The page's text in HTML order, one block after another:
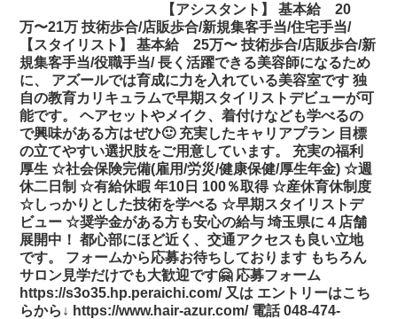
【アシスタント】 基本給 20
万〜21万 技術歩合/店販歩合/新規集客手当/住宅手当/
【スタイリスト】 基本給 25万〜 技術歩合/店販歩合/新
規集客手当/役職手当/ 長く活躍できる美容師になるため
に、 アズールでは育成に力を入れている美容室です 独
自の教育カリキュラムで早期スタイリストデビューが可
能です。 ヘアセットやメイク、着付けなども学べるの
で興味がある方はぜひ🙂 充実したキャリアプラン 目標
の立てやすい選択肢をご用意しています。 充実の福利
厚生 ☆社会保険完備(雇用/労災/健康保健/厚生年金) ☆週
休二日制 ☆有給休暇 年10日 100％取得 ☆産休育休制度
☆しっかりとした技術を学べる ☆早期スタイリストデ
ビュー ☆奨学金がある方も安心の給与 埼玉県に４店舗
展開中！ 都心部にほど近く、交通アクセスも良い立地
です。 フォームから応募お待ちしております もちろん
サロン見学だけでも大歓迎です🤗 応募フォーム
https://s3o35.hp.peraichi.com/ 又は エントリーはこち
らから↓ https://www.hair-azur.com/ 電話 048-474-